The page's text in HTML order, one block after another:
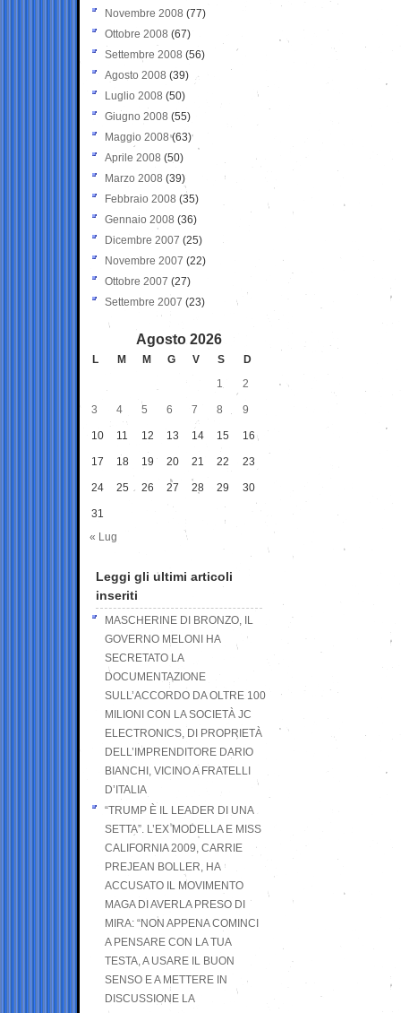
Novembre 2008 (77)
Ottobre 2008 (67)
Settembre 2008 (56)
Agosto 2008 (39)
Luglio 2008 (50)
Giugno 2008 (55)
Maggio 2008(63)
Aprile 2008 (50)
Marzo 2008 (39)
Febbraio 2008 (35)
Gennaio 2008 (36)
Dicembre 2007 (25)
Novembre 2007 (22)
Ottobre 2007 (27)
Settembre 2007 (23)
Agosto 2026
L M M G V S
D
1
2
3 4 5 6 7 8 9
10 11 12 13 14 15 16
17 18 19 20 21 22 23
24 25 26 27 28 29 30
31
« Lug
Leggi gli ultimi articoli
inseriti
MASCHERINE DI BRONZO, IL
GOVERNO MELONI HA
SECRETATO LA
DOCUMENTAZIONE
SULL’ACCORDO DA OLTRE 100
MILIONI CON LA SOCIETÀ JC
ELECTRONICS, DI PROPRIETÀ
DELL’IMPRENDITORE DARIO
BIANCHI, VICINO A FRATELLI
D’ITALIA
“TRUMP È IL LEADER DI UNA
SETTA”. L’EX MODELLA E MISS
CALIFORNIA 2009, CARRIE
PREJEAN BOLLER, HA
ACCUSATO IL MOVIMENTO
MAGA DI AVERLA PRESO DI
MIRA: “NON APPENA COMINCI
A PENSARE CON LA TUA
TESTA, A USARE IL BUON
SENSO E A METTERE IN
DISCUSSIONE LA